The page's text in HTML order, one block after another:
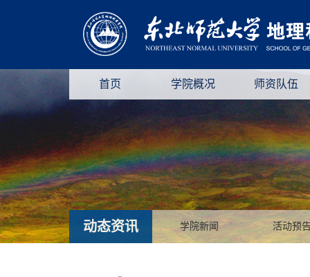
首页 学院概况 师资队伍
动态资讯 学院新闻 活动预